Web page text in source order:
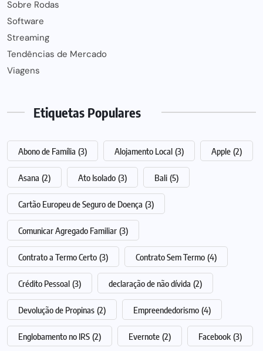
Sobre Rodas
Software
Streaming
Tendências de Mercado
Viagens
Etiquetas Populares
Abono de Família (3) Alojamento Local (3) Apple (2)
Asana (2) Ato Isolado (3) Bali (5)
Cartão Europeu de Seguro de Doença (3)
Comunicar Agregado Familiar (3)
Contrato a Termo Certo (3) Contrato Sem Termo (4)
Crédito Pessoal (3) declaração de não dívida (2)
Devolução de Propinas (2) Empreendedorismo (4)
Englobamento no IRS (2) Evernote (2) Facebook (3)